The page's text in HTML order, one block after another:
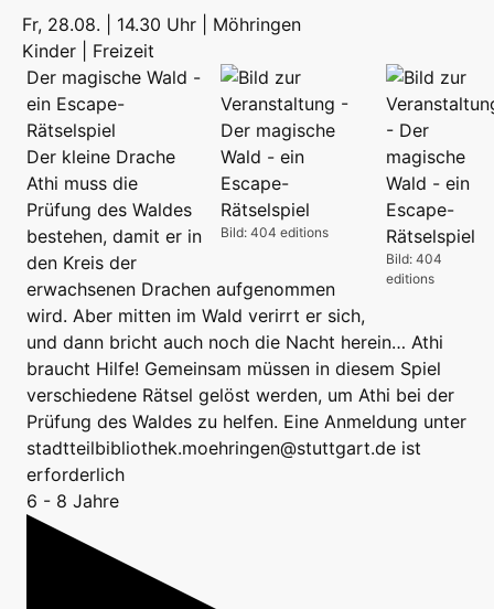
Fr, 28.08. | 14.30 Uhr | Möhringen
Kinder | Freizeit
Bild: 404
editions
Bild: 404 editions
Der magische Wald -
ein Escape-
Rätselspiel
Der kleine Drache
Athi muss die
Prüfung des Waldes
bestehen, damit er in
den Kreis der
erwachsenen Drachen aufgenommen
wird. Aber mitten im Wald verirrt er sich,
und dann bricht auch noch die Nacht herein… Athi
braucht Hilfe! Gemeinsam müssen in diesem Spiel
verschiedene Rätsel gelöst werden, um Athi bei der
Prüfung des Waldes zu helfen. Eine Anmeldung unter
stadtteilbibliothek.moehringen@stuttgart.de ist
erforderlich
6 - 8 Jahre